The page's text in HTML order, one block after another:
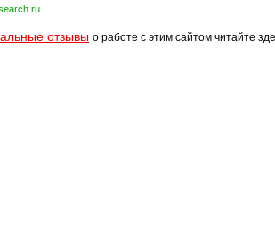
отзывы о работе с этим сайтом читайте